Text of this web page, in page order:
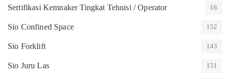
Sertifikasi Kemnaker Tingkat Tehnisi / Operator 16
Sio Confined Space 152
Sio Forklift 143
Sio Juru Las 151